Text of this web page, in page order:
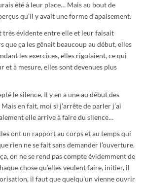
été à leur place… Mais au bout de
qu’il y avait une forme d’apaisement.
très évidente entre elle et leur faisait
que ça les gênait beaucoup au début, elles
les exercices, elles rigolaient, ce qui
et à mesure, elles sont devenues plus
le silence. Il y en a une au début des
en fait, moi si j’arrête de parler j’ai
elle arrive à faire du silence…
ont un rapport au corps et au temps qui
rien ne se fait sans demander l’ouverture,
on ne se rend pas compte évidemment de
chose qu’elles veulent faire, initier, il
il faut que quelqu’un vienne ouvrir